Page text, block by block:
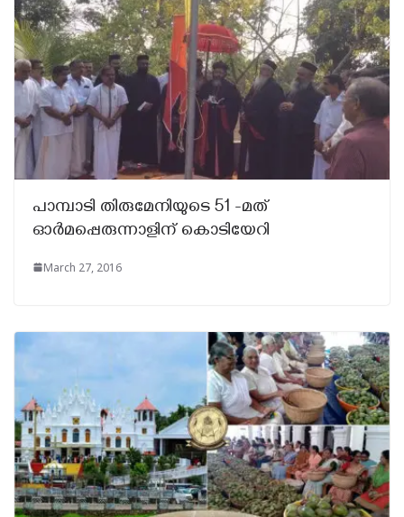
പാമ്പാടി തിരുമേനിയുടെ 51 -മത്
ഓർമപ്പെരുന്നാളിന് കൊടിയേറി
March 27, 2016